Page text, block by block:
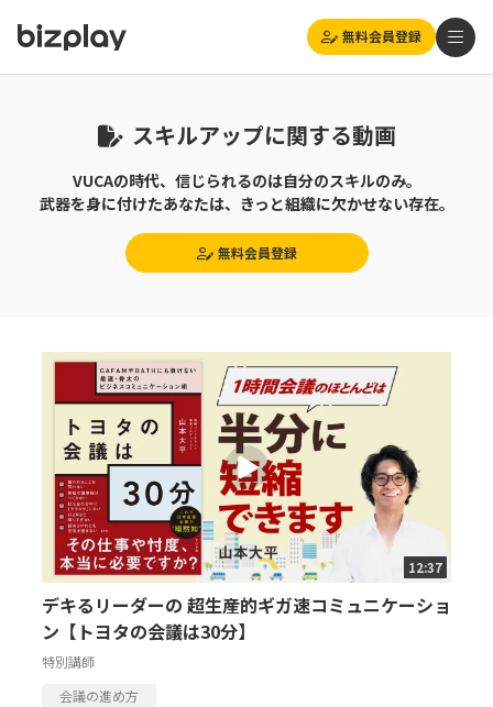
無料会員登録
スキルアップに関する動画
VUCAの時代、信じられるのは自分のスキルのみ。
武器を身に付けたあなたは、きっと組織に欠かせない存在。
無料会員登録
12:37
デキるリーダーの 超生産的ギガ速コミュニケーショ
ン【トヨタの会議は30分】
特別講師
会議の進め方